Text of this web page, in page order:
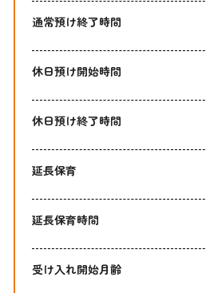
通常預け終了時間
休日預け開始時間
休日預け終了時間
延長保育
延長保育時間
受け入れ開始月齢